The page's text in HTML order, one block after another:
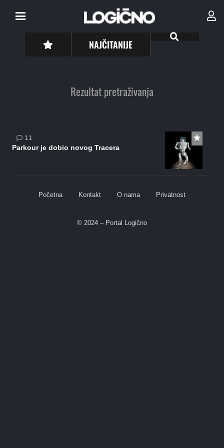
NAJČITANIJE
Rezultat pretraživanja
11
Parkour je dobio novog Tracera
Početna Kontakt O nama Privatnost
© 2024 – Portal Logično